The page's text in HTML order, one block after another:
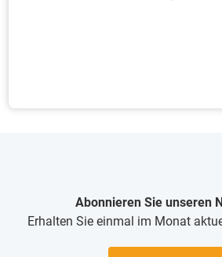
Abonnieren Sie unseren
Erhalten Sie einmal im Monat